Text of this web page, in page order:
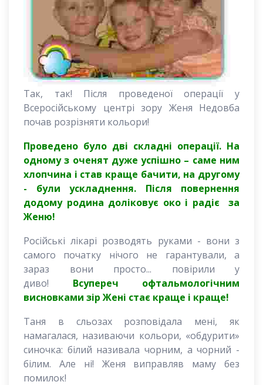
Так, так! Після проведеної операції у
Всеросійському центрі зору Женя Недовба
почав розрізняти кольори!
Проведено було дві складні операції. На
одному з оченят дуже успішно – саме ним
хлопчина і став краще бачити, на другому
- були ускладнення. Після повернення
додому родина доліковує око і радіє за
Женю!
Російські лікарі розводять руками - вони з
самого початку нічого не гарантували, а
зараз вони просто... повірили у
диво! Всупереч офтальмологічним
висновками зір Жені стає краще і краще!
Таня в сльозах розповідала мені, як
намагалася, називаючи кольори, «обдурити»
синочка: білий називала чорним, а чорний -
білим. Але ні! Женя виправляв маму без
помилок!